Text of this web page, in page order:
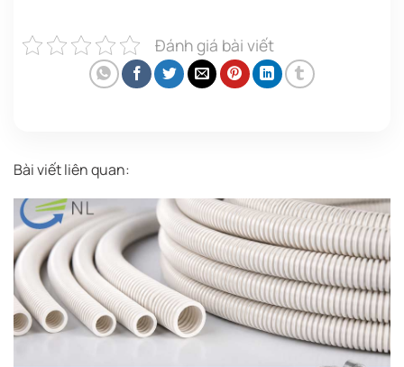
Đánh giá bài viết
Bài viết liên quan: